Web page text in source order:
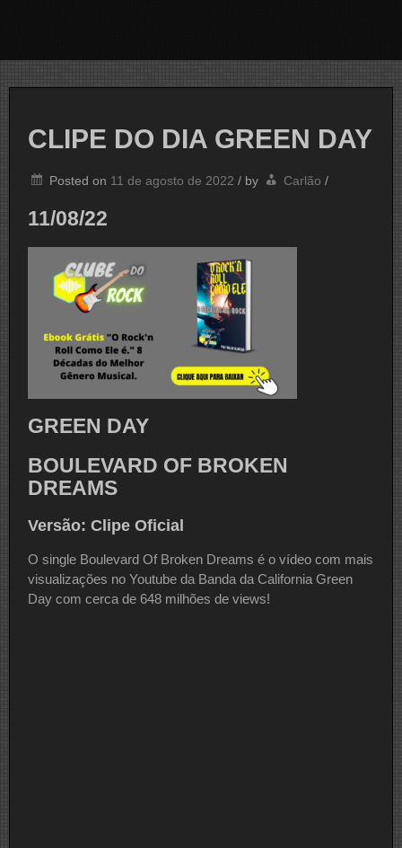
CLIPE DO DIA GREEN DAY
Posted on 11 de agosto de 2022 / by Carlão /
11/08/22
GREEN DAY
BOULEVARD OF BROKEN
DREAMS
Versão: Clipe Oficial
O single Boulevard Of Broken Dreams é o vídeo com mais
visualizações no Youtube da Banda da California Green
Day com cerca de 648 milhões de views!